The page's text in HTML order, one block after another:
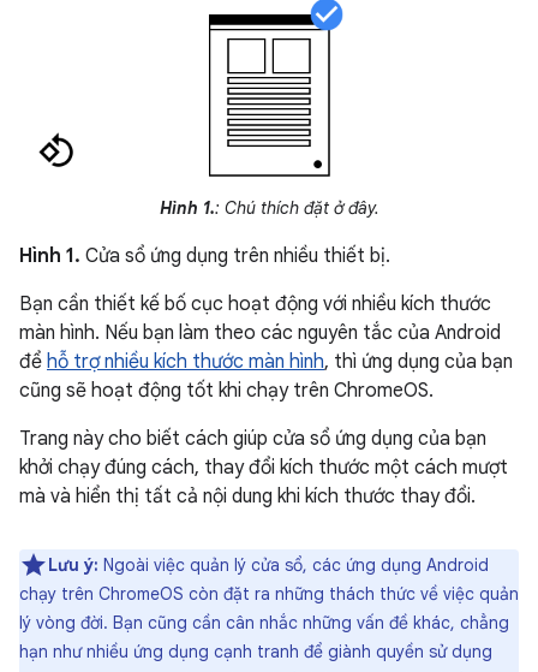
Hình 1.: Chú thích đặt ở đây.
Hình 1. Cửa sổ ứng dụng trên nhiều thiết bị.
Bạn cần thiết kế bố cục hoạt động với nhiều kích thước
màn hình. Nếu bạn làm theo các nguyên tắc của Android
để hỗ trợ nhiều kích thước màn hình, thì ứng dụng của bạn
cũng sẽ hoạt động tốt khi chạy trên ChromeOS.
Trang này cho biết cách giúp cửa sổ ứng dụng của bạn
khởi chạy đúng cách, thay đổi kích thước một cách mượt
mà và hiển thị tất cả nội dung khi kích thước thay đổi.
Lưu ý: Ngoài việc quản lý cửa sổ, các ứng dụng Android
chạy trên ChromeOS còn đặt ra những thách thức về việc quản
lý vòng đời. Bạn cũng cần cân nhắc những vấn đề khác, chẳng
hạn như nhiều ứng dụng cạnh tranh để giành quyền sử dụng